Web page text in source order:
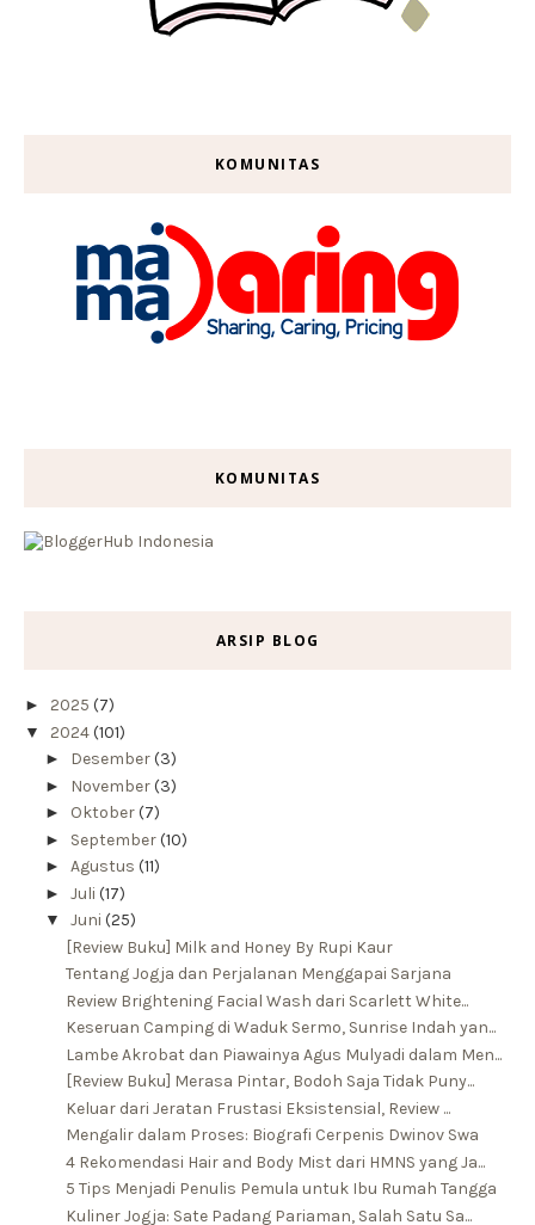
KOMUNITAS
KOMUNITAS
ARSIP BLOG
► 2025 (7)
▼ 2024(101)
► Desember(3)
► November(3)
► Oktober(7)
► September(10)
► Agustus (11)
► Juli (17)
▼ Juni (25)
[Review Buku] Milk and Honey By Rupi Kaur
Tentang Jogja dan Perjalanan Menggapai Sarjana
Review Brightening Facial Wash dari Scarlett White...
Keseruan Camping di Waduk Sermo, Sunrise Indah yan...
Lambe Akrobat dan Piawainya Agus Mulyadi dalam Men...
[Review Buku] Merasa Pintar, Bodoh Saja Tidak Puny...
Keluar dari Jeratan Frustasi Eksistensial, Review ...
Mengalir dalam Proses: Biografi Cerpenis Dwinov Swa
4 Rekomendasi Hair and Body Mist dari HMNS yang Ja...
5 Tips Menjadi Penulis Pemula untuk Ibu Rumah Tangga
Kuliner Jogja: Sate Padang Pariaman, Salah Satu Sa...